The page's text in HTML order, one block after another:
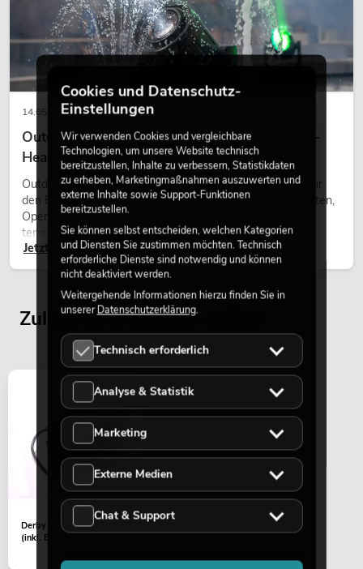
Lichtset
No. 51741090
379,00 € 318,49€
14.05.2026
Outdoor Moving-Heads: Wetterfeste Moving-
Heads bei Events
Outdoor Moving-Heads sind bewegliche Scheinwerfer für
den Einsatz im Freien. Sie werden bei Festivals, Stadtfesten,
Open-Air-Konzerten, Architekturinszenierungen und
temporären Außeninstallationen eingesetzt.
Jetzt lesen
Zuletzt angesehene Artikel
Derby LED KLS Laser Bar
(inkl. Bügel)
Cookies und Datenschutz-
Einstellungen
Wir verwenden Cookies und vergleichbare
Technologien, um unsere Website technisch
bereitzustellen, Inhalte zu verbessern, Statistikdaten
zu erheben, Marketingmaßnahmen auszuwerten und
externe Inhalte sowie Support-Funktionen
bereitzustellen.
Sie können selbst entscheiden, welchen Kategorien
und Diensten Sie zustimmen möchten. Technisch
erforderliche Dienste sind notwendig und können
nicht deaktiviert werden.
Weitergehende Informationen hierzu finden Sie in
unsererDatenschutzerklärung.
Technisch erforderlich
Analyse & Statistik
Marketing
Externe Medien
Chat & Support